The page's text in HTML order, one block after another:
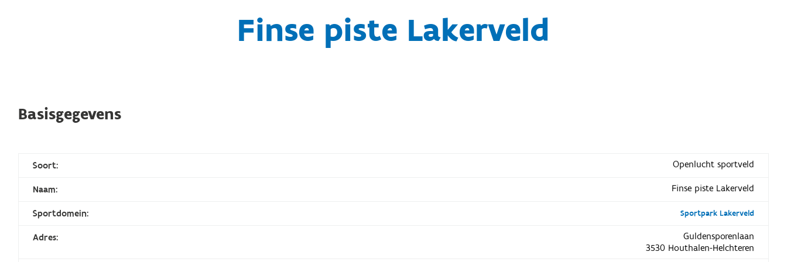
Finse piste Lakerveld
Basisgegevens
Soort: Openlucht sportveld
Naam: Finse piste Lakerveld
Sportdomein: Sportpark Lakerveld
Adres:
Guldensporenlaan
3530 Houthalen-Helchteren